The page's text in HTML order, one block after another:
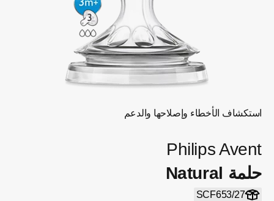
استكشاف الأخطاء وإصلاحها والدعم
Philips Avent
حلمة Natural
SCF653/27